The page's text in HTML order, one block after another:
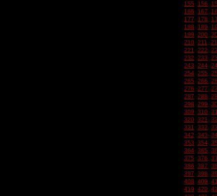
155
156
166
167
177
178
188
189
199 200
210 211
221 222
232 233
243 244
254 255
265 266
276 277
287 288
298 299
309 310
320 321
331 332
342 343
353 354
364 365
375 376
386 387
397 398
408 409
419 420